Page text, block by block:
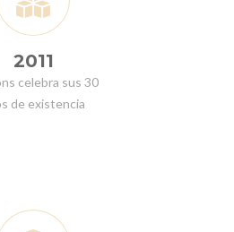
2011
celebra sus 30
de existencia